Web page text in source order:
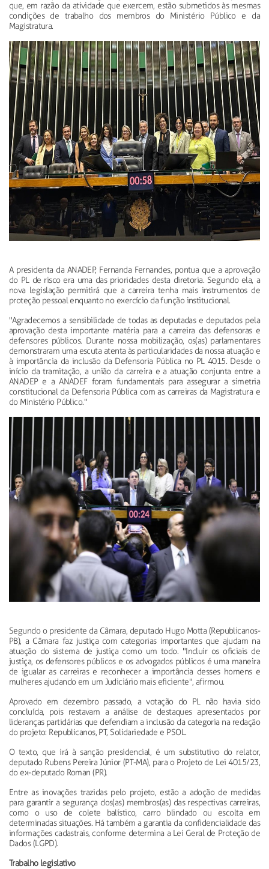
que, em razão da atividade que exercem, estão submetidos às mesmas
condições de trabalho dos membros do Ministério Público e da
Magistratura.
A presidenta da ANADEP, Fernanda Fernandes, pontua que a aprovação
do PL de risco era uma das prioridades desta diretoria. Segundo ela, a
nova legislação permitirá que a carreira tenha mais instrumentos de
proteção pessoal enquanto no exercício da função institucional.
"Agradecemos a sensibilidade de todas as deputadas e deputados pela
aprovação desta importante matéria para a carreira das defensoras e
defensores públicos. Durante nossa mobilização, os(as) parlamentares
demonstraram uma escuta atenta às particularidades da nossa atuação e
à importância da inclusão da Defensoria Pública no PL 4015. Desde o
início da tramitação, a união da carreira e a atuação conjunta entre a
ANADEP e a ANADEF foram fundamentais para assegurar a simetria
constitucional da Defensoria Pública com as carreiras da Magistratura e
do Ministério Público."
Segundo o presidente da Câmara, deputado Hugo Motta (Republicanos-
PB), a Câmara faz justiça com categorias importantes que ajudam na
atuação do sistema de justiça como um todo. "Incluir os oficiais de
justiça, os defensores públicos e os advogados públicos é uma maneira
de igualar as carreiras e reconhecer a importância desses homens e
mulheres ajudando em um Judiciário mais eficiente", afirmou.
Aprovado em dezembro passado, a votação do PL não havia sido
concluída, pois restavam a análise de destaques apresentados por
lideranças partidárias que defendiam a inclusão da categoria na redação
do projeto: Republicanos, PT, Solidariedade e PSOL.
O texto, que irá à sanção presidencial, é um substitutivo do relator,
deputado Rubens Pereira Júnior (PT-MA), para o Projeto de Lei 4015/23,
do ex-deputado Roman (PR).
Entre as inovações trazidas pelo projeto, estão a adoção de medidas
para garantir a segurança dos(as) membros(as) das respectivas carreiras,
como o uso de colete balístico, carro blindado ou escolta em
determinadas situações. Há também a garantia da confidencialidade das
informações cadastrais, conforme determina a Lei Geral de Proteção de
Dados (LGPD).
Trabalho legislativo